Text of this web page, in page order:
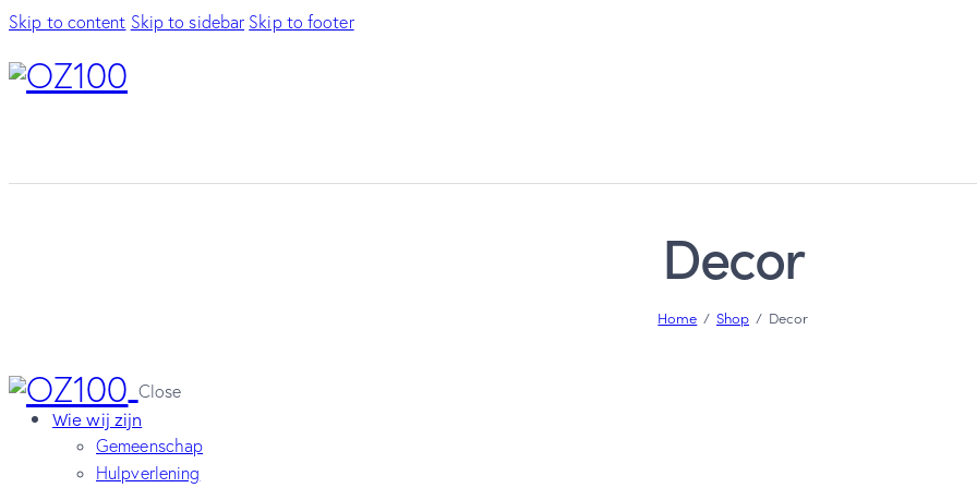
Skip to content Skip to sidebar Skip to footer
Decor
Home Shop Decor
Close
Wie wij zijn
Gemeenschap
Hulpverlening